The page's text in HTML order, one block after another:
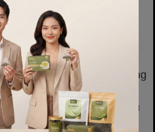
mang lại nhiều lợi ích, không
hoặc phù hợp để sử
có vỏ dày, sức chống chịu
không cần bọc.